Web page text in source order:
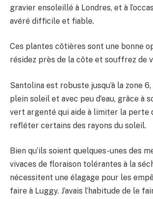
gravier ensoleillé à Londres, et à
avéré difficile et fiable.
Ces plantes côtières sont une bonne
résidez près de la côte et souffrez de
Santolina est robuste jusqu’à la zone
plein soleil et avec peu d’eau, grâce à
vert argenté qui aide à limiter la perte
refléter certains des rayons du soleil.
Bien qu’ils soient quelques-unes des
vivaces de floraison tolérantes à la
nécessitent une élagage pour les
faire à Luggy. J’avais l’habitude de le